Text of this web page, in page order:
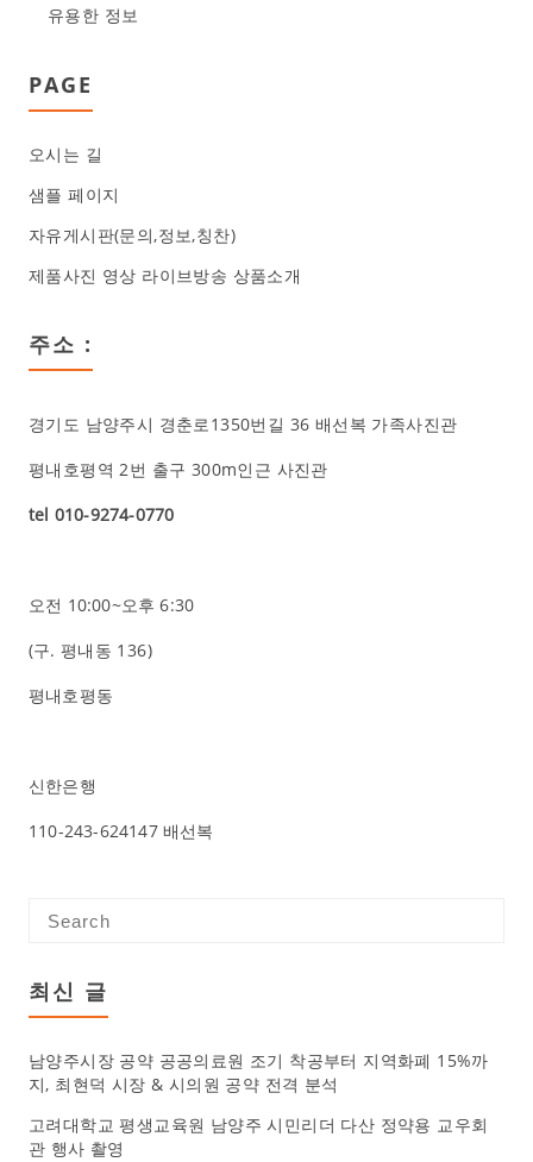
유용한 정보
PAGE
오시는 길
샘플 페이지
자유게시판(문의,정보,칭찬)
제품사진 영상 라이브방송 상품소개
주소 :
경기도 남양주시 경춘로1350번길 36 배선복 가족사진관
평내호평역 2번 출구 300m인근 사진관
tel 010-9274-0770
오전 10:00~오후 6:30
(구. 평내동 136)
평내호평동
신한은행
110-243-624147 배선복
최신 글
남양주시장 공약 공공의료원 조기 착공부터 지역화폐 15%까
지, 최현덕 시장 & 시의원 공약 전격 분석
고려대학교 평생교육원 남양주 시민리더 다산 정약용 교우회
관 행사 촬영